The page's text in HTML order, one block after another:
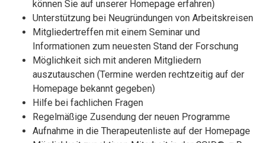
können Sie auf unserer Homepage erfahren)
Unterstützung bei Neugründungen von Arbeitskreisen
Mitgliedertreffen mit einem Seminar und
Informationen zum neuesten Stand der Forschung
Möglichkeit sich mit anderen Mitgliedern
auszutauschen (Termine werden rechtzeitig auf der
Homepage bekannt gegeben)
Hilfe bei fachlichen Fragen
Regelmäßige Zusendung der neuen Programme
Aufnahme in die Therapeutenliste auf der Homepage